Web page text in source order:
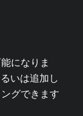
になりま
いは追加し
グできます